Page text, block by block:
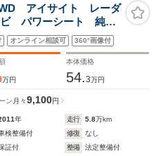
アイサイト レーダ
ビ パワーシート 純正
ト 禁煙車 スマート
ト 横滑り防止機能
オンライン相談可 360°画像付
万円
本体価格
54.3万円
ン 月々9,100円
年 走行 5.8万km
検整備付 修復
なし
証付 整備
法定整備付